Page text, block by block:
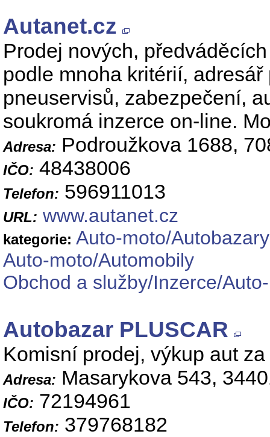
Autanet.cz
Prodej nových,
podle mnoha kritérií,
pneuservisů, zabezpečení,
soukromá inzerce on-line.
Adresa: Podroužkova 1688,
IČO: 48438006
Telefon: 596911013
URL: www.autanet.cz
kategorie: Auto-moto/Autobazary
Auto-moto/Automobily
Obchod a služby/Inzerce/
Autobazar PLUSCAR
Komisní prodej, výkup aut
Adresa: Masarykova 543,
IČO: 72194961
Telefon: 379768182